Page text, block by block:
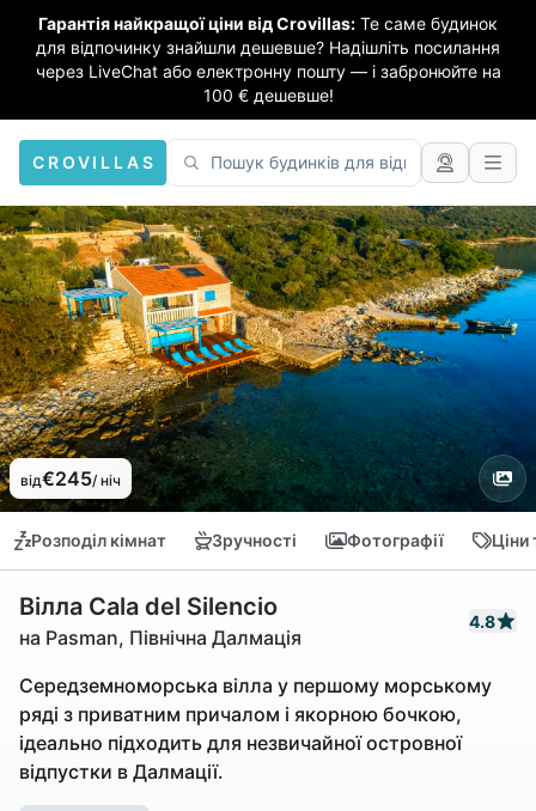
Гарантія найкращої ціни від Crovillas: Те саме будинок
для відпочинку знайшли дешевше? Надішліть посилання
через LiveChat або електронну пошту — і забронюйте на
100 € дешевше!
CROVILLAS
від€245/ ніч
Розподіл кімнат Зручності Фотографії Ціни
Вілла Cala del Silencio
на Pasman, Північна Далмація
4.8
Середземноморська вілла у першому морському
ряді з приватним причалом і якорною бочкою,
ідеально підходить для незвичайної островної
відпустки в Далмації.